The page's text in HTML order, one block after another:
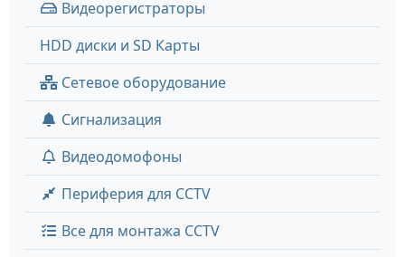
Видеорегистраторы
HDD диски и SD Карты
Сетевое оборудование
Сигнализация
Видеодомофоны
Периферия для CCTV
Все для монтажа CCTV